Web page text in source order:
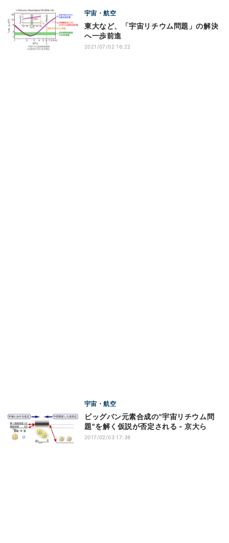
宇宙・航空
東大など、「宇宙リチウム問題」の解決
へ一歩前進
2021/07/02 16:22
宇宙・航空
ビッグバン元素合成の"宇宙リチウム問
題"を解く仮説が否定される - 京大ら
2017/02/03 17:38